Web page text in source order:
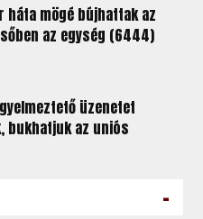
háta mögé bújhattak az
az egység (6444)
üzenetet
bukhatjuk az uniós
-